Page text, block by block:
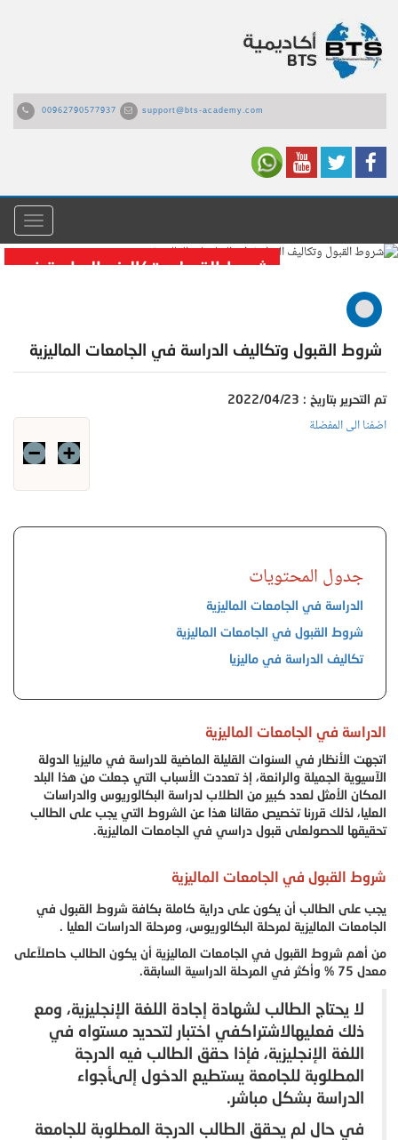
00962790577937 support@bts-academy.com
القائمة
شروط القبول وتكاليف الدراسة في
شروط القبول وتكاليف الدراسة في الجامعات الماليزية
تم التحرير بتاريخ : 2022/04/23
اضفنا الى المفضلة
جدول المحتويات
الدراسة في الجامعات الماليزية
شروط القبول في الجامعات الماليزية
تكاليف الدراسة في ماليزيا
الدراسة في الجامعات الماليزية
اتجهت الأنظار في السنوات القليلة الماضية للدراسة في ماليزيا الدولة
الآسيوية الجميلة والرائعة، إذ تعددت الأسباب التي جعلت من هذا البلد
المكان الأمثل لعدد كبير من الطلاب لدراسة البكالوريوس والدراسات
العليا، لذلك قررنا تخصيص مقالنا هذا عن الشروط التي يجب على الطالب
تحقيقها للحصولعلى قبول دراسي في الجامعات الماليزية.
شروط القبول في الجامعات الماليزية
يجب على الطالب أن يكون على دراية كاملة بكافة شروط القبول في
الجامعات الماليزية لمرحلة البكالوريوس، ومرحلة الدراسات العليا .
من أهم شروط القبول في الجامعات الماليزية أن يكون الطالب حاصلاًعلى
معدل 75 % وأكثر في المرحلة الدراسية السابقة.
لا يحتاج الطالب لشهادة إجادة اللغة الإنجليزية، ومع
ذلك فعليهالاشتراكفي اختبار لتحديد مستواه في
اللغة الإنجليزية، فإذا حقق الطالب فيه الدرجة
المطلوبة للجامعة يستطيع الدخول إلىأجواء
الدراسة بشكل مباشر.
في حال لم يحقق الطالب الدرجة المطلوبة للجامعة